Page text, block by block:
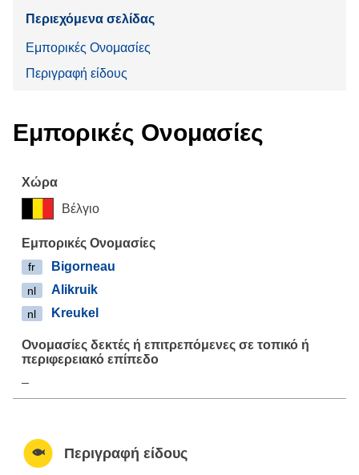
Περιεχόμενα σελίδας
Εμπορικές Ονομασίες
Περιγραφή είδους
Εμπορικές Ονομασίες
Βέλγιο
fr Bigorneau
nl Alikruik
nl Kreukel
–
Περιγραφή είδους